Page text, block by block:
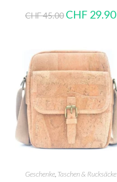
CHF45.00 CHF 29.90
Geschenke, Taschen & Rucksäcke